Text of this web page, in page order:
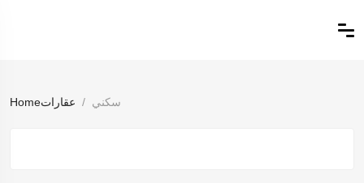
Homeعقارات سكني